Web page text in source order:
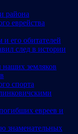
района
еврейства
его обитателей
след в истории
земляков
спорта
евреев и
знаменательных